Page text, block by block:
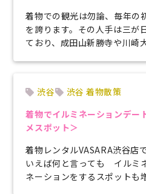
着物での観光は勿論、毎年の
を誇ります。その人手は三が
ており、成田山新勝寺や川崎
渋谷
渋谷 着物散策
着物でイルミネーションデー
メスポット＞
着物レンタルVASARA渋谷店
いえば何と言っても イルミ
ネーションをするスポットも